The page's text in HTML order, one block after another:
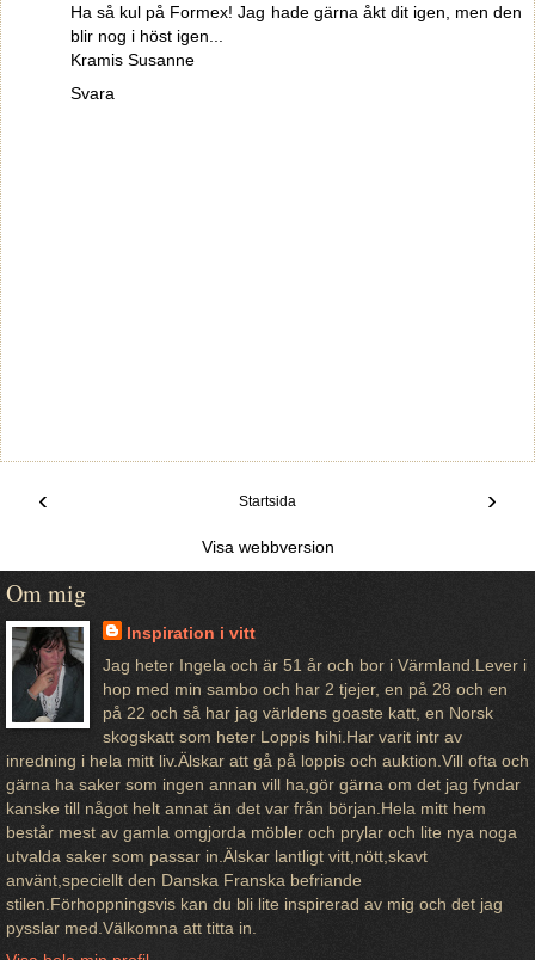
Ha så kul på Formex! Jag hade gärna åkt dit igen, men den
blir nog i höst igen...
Kramis Susanne
Svara
‹ ›
Startsida
Visa webbversion
Om mig
Inspiration i vitt
Jag heter Ingela och är 51 år och bor i Värmland.Lever i
hop med min sambo och har 2 tjejer, en på 28 och en
på 22 och så har jag världens goaste katt, en Norsk
skogskatt som heter Loppis hihi.Har varit intr av
inredning i hela mitt liv.Älskar att gå på loppis och auktion.Vill ofta och
gärna ha saker som ingen annan vill ha,gör gärna om det jag fyndar
kanske till något helt annat än det var från början.Hela mitt hem
består mest av gamla omgjorda möbler och prylar och lite nya noga
utvalda saker som passar in.Älskar lantligt vitt,nött,skavt
använt,speciellt den Danska Franska befriande
stilen.Förhoppningsvis kan du bli lite inspirerad av mig och det jag
pysslar med.Välkomna att titta in.